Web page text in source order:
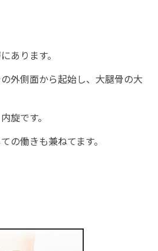
あります。
外側面から起始し、大腿骨の大
旋です。
の働きも兼ねてます。